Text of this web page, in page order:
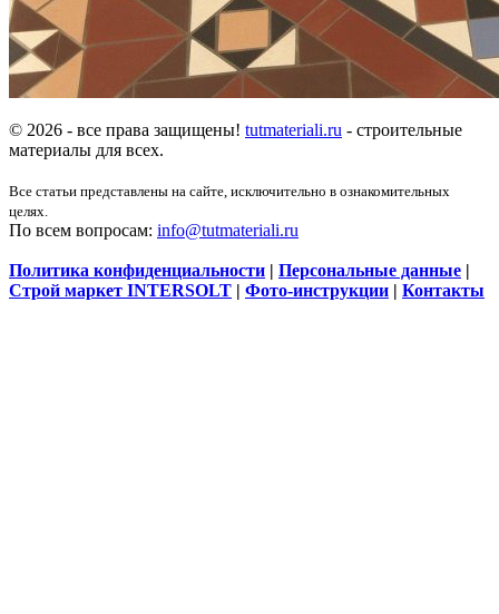
© 2026 - все права защищены! tutmateriali.ru - строительные
материалы для всех.
Все статьи представлены на сайте, исключительно в ознакомительных
целях.
По всем вопросам: info@tutmateriali.ru
Политика конфиденциальности | Персональные данные |
Строй маркет INTERSOLT | Фото-инструкции | Контакты